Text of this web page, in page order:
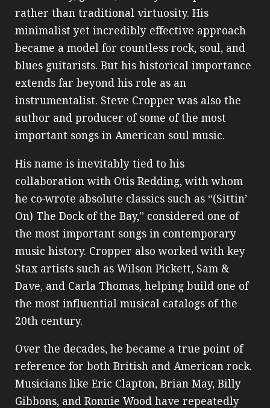
rather than traditional virtuosity. His
minimalist yet incredibly effective approach
became a model for countless rock, soul, and
blues guitarists. But his historical importance
extends far beyond his role as an
instrumentalist. Steve Cropper was also the
author and producer of some of the most
important songs in American soul music.
His name is inevitably tied to his
collaboration with Otis Redding, with whom
he co‑wrote absolute classics such as “(Sittin’
On) The Dock of the Bay,” considered one of
the most important songs in contemporary
music history. Cropper also worked with key
Stax artists such as Wilson Pickett, Sam &
Dave, and Carla Thomas, helping build one of
the most influential musical catalogs of the
20th century.
Over the decades, he became a true point of
reference for both British and American rock.
Musicians like Eric Clapton, Brian May, Billy
Gibbons, and Ronnie Wood have repeatedly